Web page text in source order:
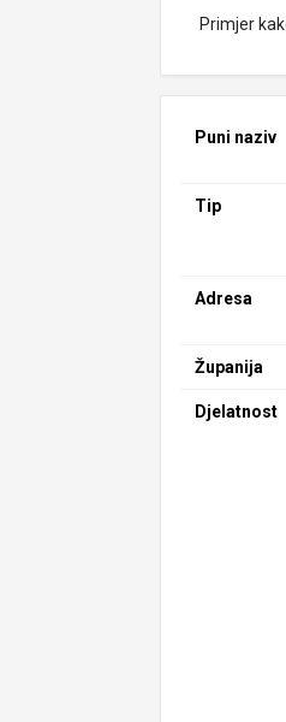
Primjer
Puni naziv
Tip
Adresa
Županija
Djelatnost